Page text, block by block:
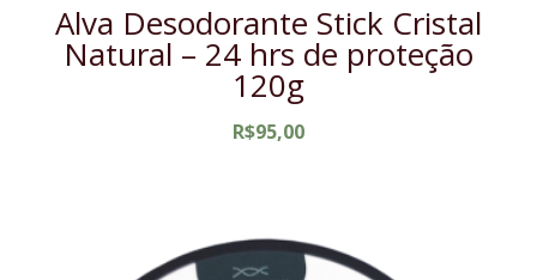
Alva Desodorante Stick Cristal
Natural – 24 hrs de proteção
120g
R$95,00